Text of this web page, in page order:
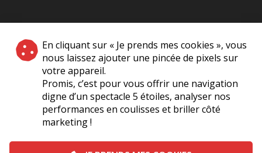
En cliquant sur « Je prends mes cookies », vous
nous laissez ajouter une pincée de pixels sur
votre appareil.
Promis, c’est pour vous offrir une navigation
digne d’un spectacle 5 étoiles, analyser nos
performances en coulisses et briller côté
marketing !
NOS PARTENAIRES
|
Plan du site A Propos de Nous